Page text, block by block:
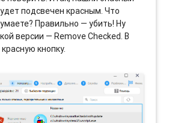
подсвечен красным. Что
Правильно — убить! Ну
версии — Remove Checked. В
кнопку.